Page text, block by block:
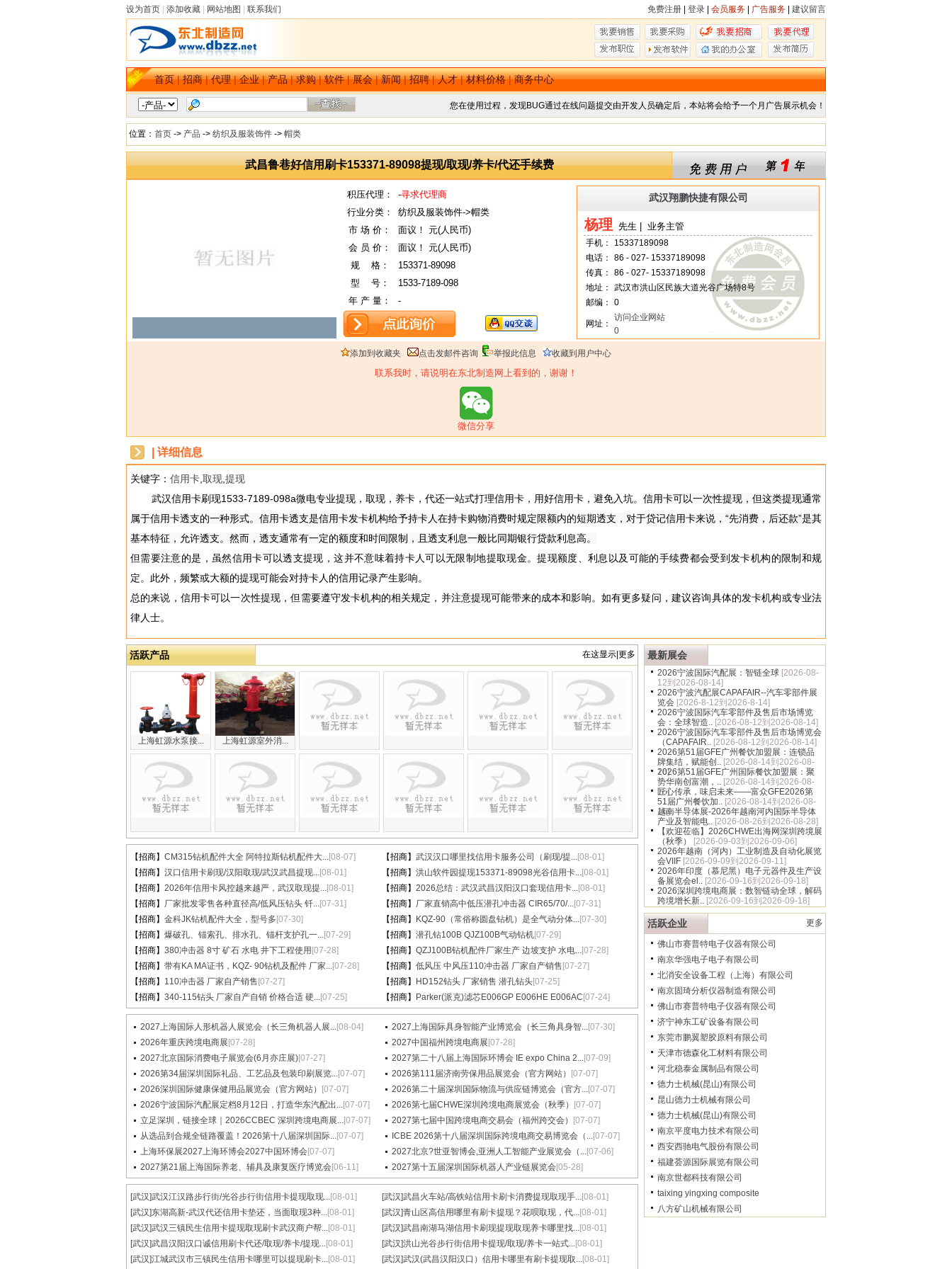
设为首页 添加收藏 网站地图 联系我们 免费注册 登录 会员服务 广告服务 建议留言
首页|招商|代理|企业|产品|求购|软件|展会|新闻|招聘|人才|材料价格|商务中心
您在使用过程，发现BUG通过在线问题提交由开发人员确定后，本站将会给予一个月广告展示机会！
位置： 首页 -> 产品 -> 纺织及服装饰件 -> 帽类
武昌鲁巷好信用刷卡153371-89098提现/取现/养卡/代还手续费
积压代理： -寻求代理商
行业分类：
纺织及服装饰件->帽类
市 场 价：
面议！ 元(人民币)
会 员 价：
面议！ 元(人民币)
规
格：
153371-89098
型
号：
1533-7189-098
年 产 量：
-
武汉翔鹏快捷有限公司
杨理 先生 | 业务主管
手机：
15337189098
电话：
86 - 027- 15337189098
传真：
86 - 027- 15337189098
地址：
武汉市洪山区民族大道光谷广场特8号
邮编：
0
网址：
访问企业网站
0
添加到收藏夹 点击发邮件咨询 举报此信息 收藏到用户中心
联系我时，请说明在东北制造网上看到的，谢谢！
微信分享
| 详细信息
关键字： 信用卡 取现 提现
武汉信用卡刷现1533-7189-098a微电专业提现，取现，养卡，代还一站式打理信用卡，用好信用卡，避免入坑。 信用卡可以一次性提现，但这类提现通常
属于信用卡透支的一种形式。信用卡透支是信用卡发卡机构给予持卡人在持卡购物消费时规定限额内的短期透支，对于贷记信用卡来说，“先消费，后还款”是其
基本特征，允许透支。然而，透支通常有一定的额度和时间限制，且透支利息一般比同期银行贷款利息高。
但需要注意的是，虽然信用卡可以透支提现，这并不意味着持卡人可以无限制地提取现金。提现额度、利息以及可能的手续费都会受到发卡机构的限制和规
定。此外，频繁或大额的提现可能会对持卡人的信用记录产生影响。
总的来说，信用卡可以一次性提现，但需要遵守发卡机构的相关规定，并注意提现可能带来的成本和影响。如有更多疑问，建议咨询具体的发卡机构或专业法
律人士。
活跃产品 在这显示|更多
上海虹源水泵接... 上海虹源室外消...
【招商】 CM315钻机配件大全 阿特拉斯钻机配件大...[08-07] 【招商】 武汉汉口哪里找信用卡服务公司（刷现/提...[08-01]
【招商】 汉口信用卡刷现/汉阳取现/武汉武昌提现...[08-01] 【招商】 洪山软件园提现153371-89098光谷信用卡...[08-01]
【招商】 2026年信用卡风控越来越严，武汉取现提...[08-01] 【招商】 2026总结：武汉武昌汉阳汉口套现信用卡...[08-01]
【招商】 厂家批发零售各种直径高/低风压钻头 钎...[07-31] 【招商】 厂家直销高中低压潜孔冲击器 CIR65/70/...[07-31]
【招商】 金科JK钻机配件大全，型号多 [07-30] 【招商】 KQZ-90（常俗称圆盘钻机）是全气动分体...[07-30]
【招商】 爆破孔、锚索孔、排水孔、锚杆支护孔一...[07-29] 【招商】 潜孔钻100B QJZ100B气动钻机[07-29]
【招商】 380冲击器 8寸 矿石 水电 井下工程使用 [07-28] 【招商】 QZJ100B钻机配件厂家生产 边坡支护 水电...[07-28]
【招商】 带有KA MA证书，KQZ- 90钻机及配件 厂家...[07-28] 【招商】 低风压 中风压110冲击器 厂家自产销售 [07-27]
【招商】 110冲击器 厂家自产销售 [07-27] 【招商】 HD152钻头 厂家销售 潜孔钻头[07-25]
【招商】 340-115钻头 厂家自产自销 价格合适 硬...[07-25] 【招商】 Parker(派克)滤芯E006GP E006HE E006AC [07-24]
2027上海国际人形机器人展览会（长三角机器人展...[08-04] 2027上海国际具身智能产业博览会（长三角具身智...[07-30]
2026年重庆跨境电商展 [07-28] 2027中国福州跨境电商展 [07-28]
2027北京国际消费电子展览会(6月亦庄展)[07-27] 2027第二十八届上海国际环博会 IE expo China 2...[07-09]
2026第34届深圳国际礼品、工艺品及包装印刷展览...[07-07] 2026第111届济南劳保用品展览会（官方网站）
[07-07]
2026深圳国际健康保健用品展览会（官方网站）
[07-07] 2026第二十届深圳国际物流与供应链博览会（官方...[07-07]
2026宁波国际汽配展定档8月12日，打造华东汽配出...[07-07] 2026第七届CHWE深圳跨境电商展览会（秋季）
[07-07]
立足深圳，链接全球｜2026CCBEC 深圳跨境电商展...[07-07] 2027第七届中国跨境电商交易会（福州跨交会）
[07-07]
从选品到合规全链路覆盖！2026第十八届深圳国际...[07-07] ICBE 2026第十八届深圳国际跨境电商交易博览会（...[07-07]
上海环保展2027上海环博会2027中国环博会[07-07] 2027北京?世亚智博会,亚洲人工智能产业展览会（...[07-06]
2027第21届上海国际养老、辅具及康复医疗博览会[06-11] 2027第十五届深圳国际机器人产业链展览会[05-28]
[武汉]武汉江汉路步行街/光谷步行街信用卡提现取现...[08-01] [武汉]武昌火车站/高铁站信用卡刷卡消费提现取现手...[08-01]
[武汉]东湖高新-武汉代还信用卡垫还，当面取现3种...[08-01] [武汉]青山区高信用哪里有刷卡提现？花呗取现，代...[08-01]
[武汉]武汉三镇民生信用卡提现取现刷卡武汉商户帮...[08-01] [武汉]武昌南湖马湖信用卡刷现提现取现养卡哪里找...[08-01]
[武汉]武昌汉阳汉口诚信用刷卡代还/取现/养卡/提现...[08-01] [武汉]洪山光谷步行街信用卡提现/取现/养卡一站式...[08-01]
[武汉]江城武汉市三镇民生信用卡哪里可以提现刷卡...[08-01] [武汉]武汉(武昌汉阳汉口）信用卡哪里有刷卡提现取...[08-01]
最新展会
2026宁波国际汽配展：智链全球 [2026-08-
12到2026-08-14]
2026宁波汽配展CAPAFAIR--汽车零部件展
览会 [2026-8-12到2026-8-14]
2026宁波国际汽车零部件及售后市场博览
会：全球智造.. [2026-08-12到2026-08-14]
2026宁波国际汽车零部件及售后市场博览会
（CAPAFAIR.. [2026-08-12到2026-08-14]
2026第51届GFE广州餐饮加盟展：连锁品
牌集结，赋能创.. [2026-08-14到2026-08-
16]
2026第51届GFE广州国际餐饮加盟展：聚
势华南创富潮，.. [2026-08-14到2026-08-
16]
匠心传承，味启未来——富众GFE2026第
51届广州餐饮加.. [2026-08-14到2026-08-
16]
越南半导体展-2026年越南河内国际半导体
产业及智能电.. [2026-08-26到2026-08-28]
【欢迎莅临】2026CHWE出海网深圳跨境展
（秋季）
[2026-09-03到2026-09-06]
2026年越南（河内）工业制造及自动化展览
会VIIF [2026-09-09到2026-09-11]
2026年印度（慕尼黑）电子元器件及生产设
备展览会el.. [2026-09-16到2026-09-18]
2026深圳跨境电商展：数智链动全球，解码
跨境增长新.. [2026-09-16到2026-09-18]
活跃企业 更多
佛山市赛普特电子仪器有限公司
南京华强电子电子有限公司
北消安全设备工程（上海）有限公司
南京固琦分析仪器制造有限公司
佛山市赛普特电子仪器有限公司
济宁神东工矿设备有限公司
东莞市鹏翼塑胶原料有限公司
天津市德森化工材料有限公司
河北稳泰金属制品有限公司
德力士机械(昆山)有限公司
昆山德力士机械有限公司
德力士机械(昆山)有限公司
南京平度电力技术有限公司
西安西驰电气股份有限公司
福建荟源国际展览有限公司
南京世都科技有限公司
taixing yingxing composite
八方矿山机械有限公司